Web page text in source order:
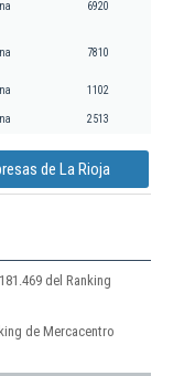
6920
7810
1102
2513
de La Rioja
del Ranking
de Mercacentro